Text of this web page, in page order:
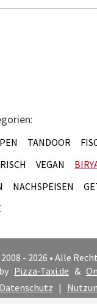
TANDOOR
VEGAN
NACHSPEISEN
- 2026 • Alle
Pizza-Taxi.de &
Datenschutz |
Cookie-Hinweis